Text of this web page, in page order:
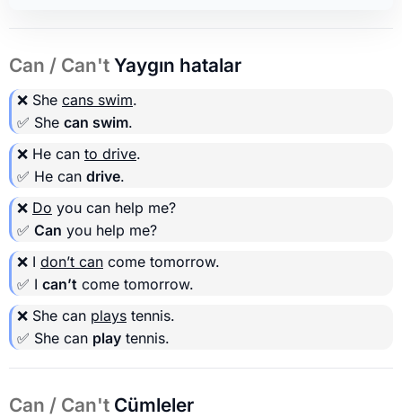
Can / Can't Yaygın hatalar
❌ She cans swim.
✅ She can swim.
❌ He can to drive.
✅ He can drive.
❌ Do you can help me?
✅ Can you help me?
❌ I don’t can come tomorrow.
✅ I can’t come tomorrow.
❌ She can plays tennis.
✅ She can play tennis.
Can / Can't Cümleler